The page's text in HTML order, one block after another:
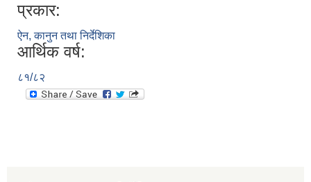
प्रकार:
ऐन, कानुन तथा निर्देशिका
आर्थिक वर्ष:
८१/८२